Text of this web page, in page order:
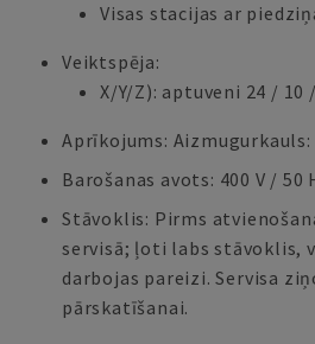
Visas stacijas ar
Veiktspēja:
X/Y/Z): aptuveni 24 / 10
Aprīkojums: Aizmugurkauls:
Barošanas avots: 400 V / 50
Stāvoklis: Pirms
servisā; ļoti labs stāvoklis,
darbojas pareizi. Servisa
pārskatīšanai.